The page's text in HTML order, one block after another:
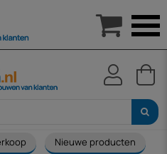
Nieuwe producten
